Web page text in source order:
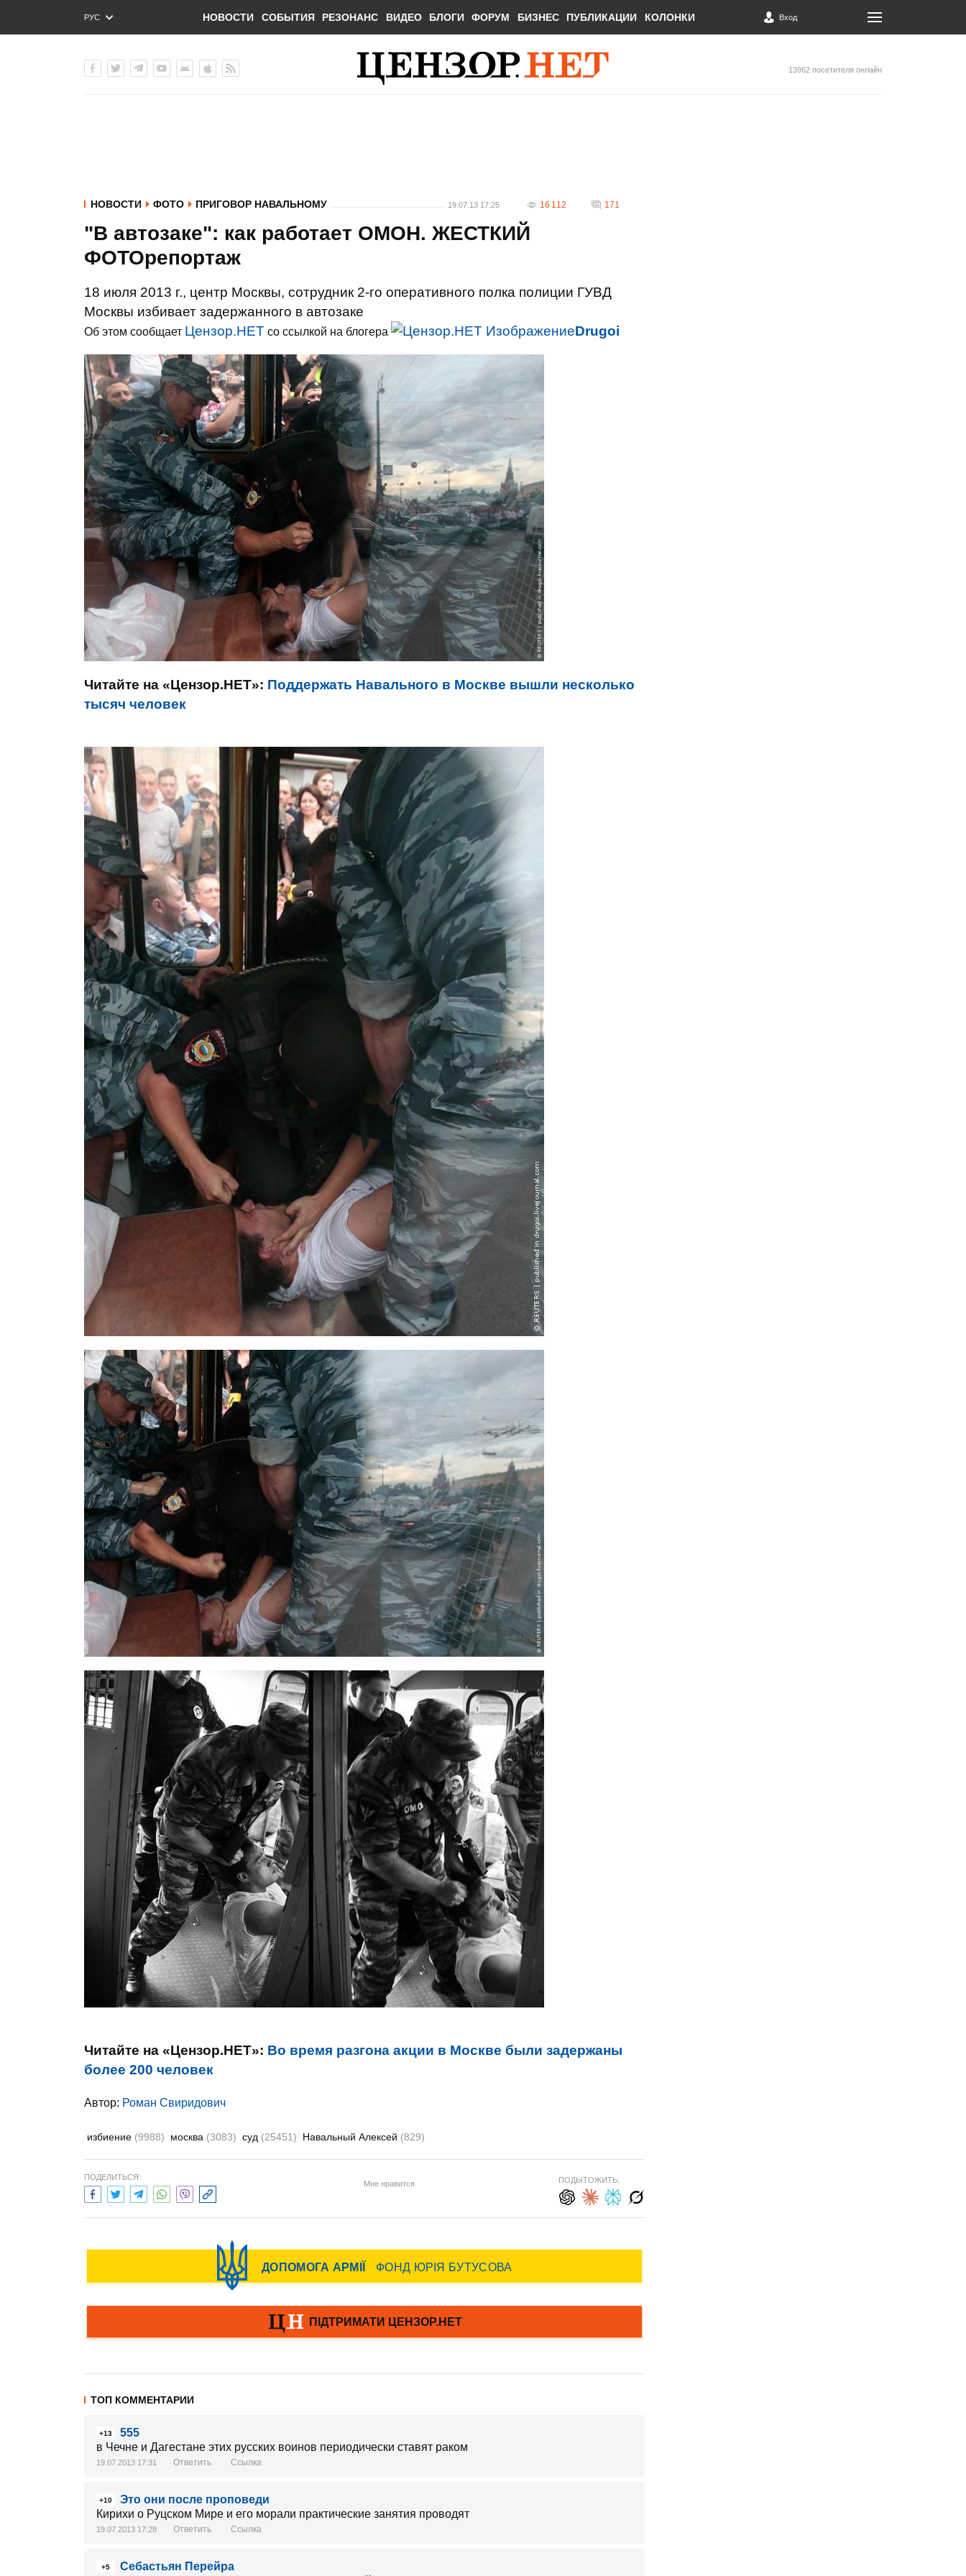
РУС
ENG
НОВОСТИ СОБЫТИЯ РЕЗОНАНС ВИДЕО БЛОГИ ФОРУМ БИЗНЕС ПУБЛИКАЦИИ КОЛОНКИ Вход
13962 посетителя онлайн
НОВОСТИ ФОТО ПРИГОВОР НАВАЛЬНОМУ 19.07.13 17:25 16 112 171
"В автозаке": как работает ОМОН. ЖЕСТКИЙ
ФОТОрепортаж
18 июля 2013 г., центр Москвы, сотрудник 2-го оперативного полка полиции ГУВД
Москвы избивает задержанного в автозаке
Об этом сообщает Цензор.НЕТ со ссылкой на блогера Drugoi
Читайте на «Цензор.НЕТ»: Поддержать Навального в Москве вышли несколько
тысяч человек
Читайте на «Цензор.НЕТ»: Во время разгона акции в Москве были задержаны
более 200 человек
Автор: Роман Свиридович
избиение (9988) москва (3083) суд (25451) Навальный Алексей (829)
ПОДЕЛИТЬСЯ:
Мне нравится ПОДЫТОЖИТЬ:
ТОП КОММЕНТАРИИ
+13
555
в Чечне и Дагестане этих русских воинов периодически ставят раком
19.07.2013 17:31 Ответить Ссылка
+10
Это они после проповеди
Кирихи о Руцском Мире и его морали практические занятия проводят
19.07.2013 17:28 Ответить Ссылка
+5
Себастьян Перейра